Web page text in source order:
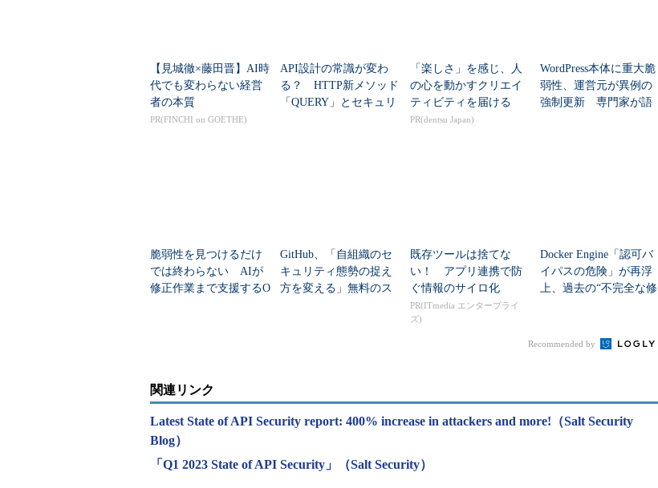
【見城徹×藤田晋】AI時
代でも変わらない経営
者の本質
PR(FINCHI on GOETHE)
API設計の常識が変わ
る？ HTTP新メソッド
「QUERY」とセキュリ
「楽しさ」を感じ、人
の心を動かすクリエイ
ティビティを届ける
PR(dentsu Japan)
WordPress本体に重大脆
弱性、運営元が異例の
強制更新 専門家が語
脆弱性を見つけるだけ
では終わらない AIが
修正作業まで支援するO
GitHub、「自組織のセ
キュリティ態勢の捉え
方を変える」無料のス
既存ツールは捨てな
い！ アプリ連携で防
ぐ情報のサイロ化
PR(ITmedia エンタープライ
ズ)
Docker Engine「認可バ
イパスの危険」が再浮
上、過去の“不完全な修
Recommended by
関連リンク
Latest State of API Security report: 400% increase in attackers and more!（Salt Security
Blog）
「Q1 2023 State of API Security」（Salt Security）